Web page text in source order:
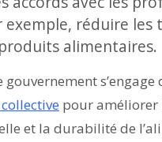
exemple, réduire les
alimentaires.
gouvernement s’engage
pour
et la durabilité de